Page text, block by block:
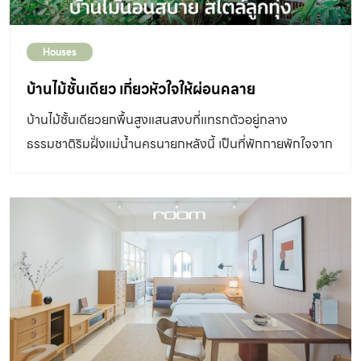
และลูกของผมจึงอยากทำบ้านที่รวมทุกส่วนเข้าด้วยกัน ตัว
กั้นเป็นห้องๆ อยากได้แบบโล่งๆ เดิมผมอยากได้บ้านชั้น
เดียว แต่พื้นที่ใช้สอยไม่พอกับความต้องการ จึงจำเป็นต้อง
ทำห้องนอนของผมอยู่ชั้นบน ของคุณพ่อคุณแม่อยู่ชั้นล่าง
(คนละด้านของตัวบ้าน) แต่สิ่งที่ระบุกับสถาปนิกอย่างชัดเจน
ก็คือ อยากได้บ้านที่มีแปลนเป็นรูปตัวยู(U)” แม้ที่ดินจะเป็น
ออกแบบและวางผังตัวบ้านได้ลงตัว กล่าวคือ ได้แปลนบ้านรูป
ตัวยูตามความต้องการของเจ้าของบ้าน จัดสรรพื้นที่ภายในได้
โล่งเรียบ และผังของบ้านก็ยังอยู่ในทิศทางที่แสงแดดเข้ามาใน
ตัวบ้านเพียงระยะสั้นๆ เท่านั้น ด้านหนึ่งของห้องชั้นล่างจึงทำ
ผนังกระจกใสเพื่อเน้นบรรยากาศแบบเปิดโล่ง ทำให้ภายในและ
ภายนอกบ้านดูเหมือนเป็นส่วนเดียวกันตัวบ้านเป็นรูปสี่เหลี่ยม
ตรงๆ ใช้ปูนเปลือยเป็นวัสดุหลัก แต่ก็มีการเลือกใช้หลากหลาย
Houses
บ้านไม้ชั้นเดียว เกี่ยวหัวใจให้ผ่อนคลาย
บ้านไม้ชั้นเดียวยกพื้นสูงแสนสงบที่แทรกตัวอยู่กลาง
ธรรมชาติริมฝั่งแม่น้ำนครนายกหลังนี้ เป็นที่พักกายพักใจจาก
สายน้ำที่อยู่เบื้องหน้าเท่านั้นที่เห็นเมื่อไรก็ชวนให้หัวใจรู้สึก
สดชื่นรื่นรมย์อยู่เสมอ บ้านไม้ชั้นเดียวยกพื้นสูง เจ้าของ –
ออกแบบ : คุณหนุ่ม บ้านไม้ชั้นเดียวยกพื้นสูง บางครั้งเมื่อเรา
เบื่อชีวิตในเมือง การได้ออกมาใช้ชีวิตในต่างจังหวัดที่ไม่มีทั้งที
วี วิทยุ หรือโทรศัพท์ อาจช่วยให้รู้สึกผ่อนคลายและสามารถ
เติมเชื้อไฟให้คุณกลับมามีแรงลุยงานใหม่ได้อีกครั้ง คุณหนุ่ม
เจ้าของบ้านไม้แห่งนี้ มีความคิดว่าอยากมีบ้านริมน้ำมานาน